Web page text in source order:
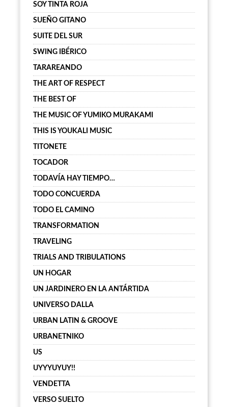
SOY TINTA ROJA
SUEÑO GITANO
SUITE DEL SUR
SWING IBÉRICO
TARAREANDO
THE ART OF RESPECT
THE BEST OF
THE MUSIC OF YUMIKO MURAKAMI
THIS IS YOUKALI MUSIC
TITONETE
TOCADOR
TODAVÍA HAY TIEMPO…
TODO CONCUERDA
TODO EL CAMINO
TRANSFORMATION
TRAVELING
TRIALS AND TRIBULATIONS
UN HOGAR
UN JARDINERO EN LA ANTÁRTIDA
UNIVERSO DALLA
URBAN LATIN & GROOVE
URBANETNIKO
US
UYYYUYUY!!
VENDETTA
VERSO SUELTO